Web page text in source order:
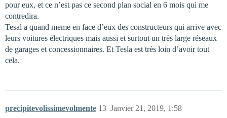
pour eux, et ce n’est pas ce second plan social en 6 mois qui me
contredira.
Tesal a quand meme en face d’eux des constructeurs qui arrive avec
leurs voitures électriques mais aussi et surtout un très large réseaux
de garages et concessionnaires. Et Tesla est très loin d’avoir tout
cela.
precipitevolissimevolmente Janvier 21, 2019, 1:58
13